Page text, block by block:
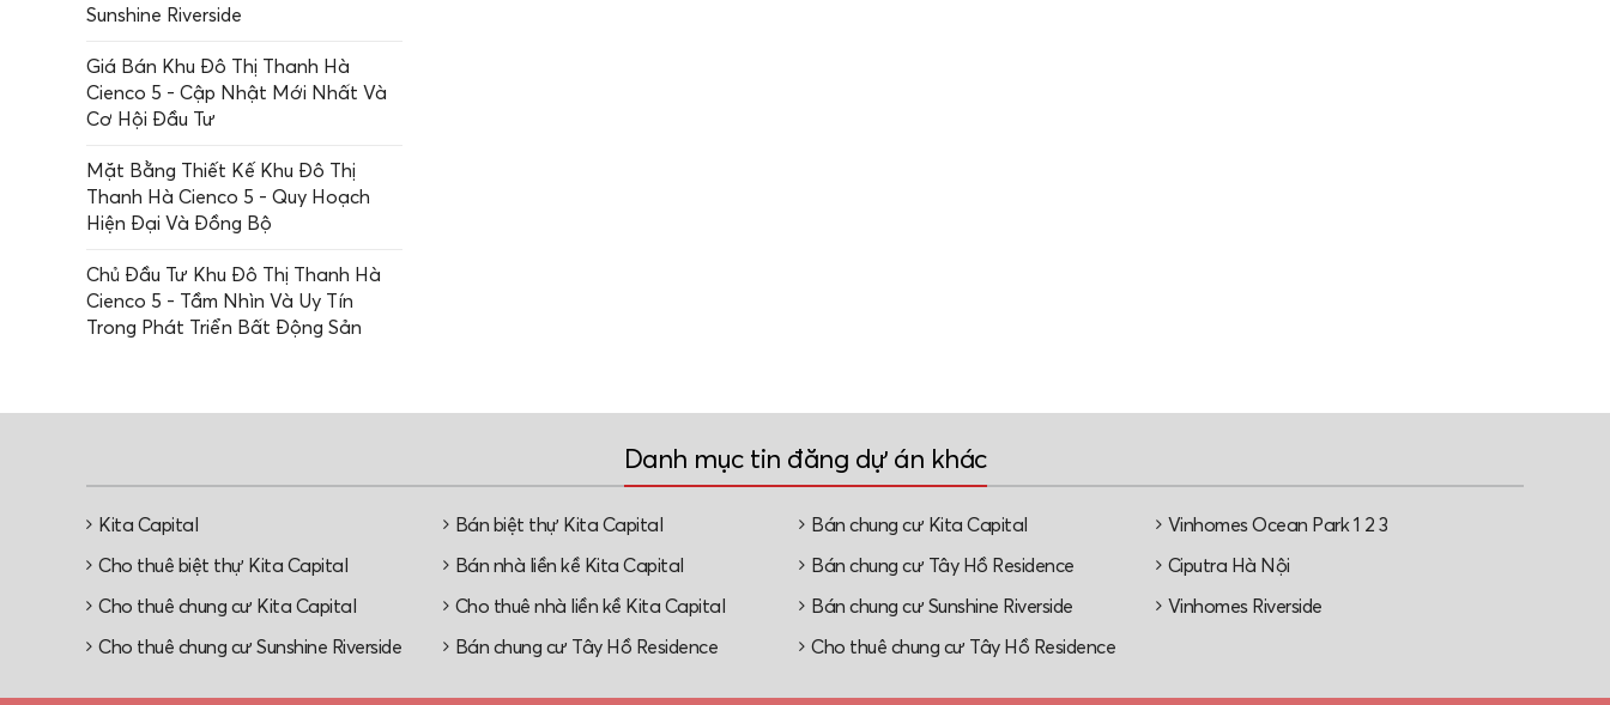
Sunshine Riverside
Giá Bán Khu Đô Thị Thanh Hà
Cienco 5 - Cập Nhật Mới Nhất Và
Cơ Hội Đầu Tư
Mặt Bằng Thiết Kế Khu Đô Thị
Thanh Hà Cienco 5 - Quy Hoạch
Hiện Đại Và Đồng Bộ
Chủ Đầu Tư Khu Đô Thị Thanh Hà
Cienco 5 - Tầm Nhìn Và Uy Tín
Trong Phát Triển Bất Động Sản
Danh mục tin đăng dự án khác
Kita Capital Bán biệt thự Kita Capital Bán chung cư Kita Capital Vinhomes Ocean Park 1 2 3
Cho thuê biệt thự Kita Capital Bán nhà liền kề Kita Capital Bán chung cư Tây Hồ Residence Ciputra Hà Nội
Cho thuê chung cư Kita Capital Cho thuê nhà liền kề Kita Capital Bán chung cư Sunshine Riverside Vinhomes Riverside
Cho thuê chung cư Sunshine Riverside Bán chung cư Tây Hồ Residence Cho thuê chung cư Tây Hồ Residence